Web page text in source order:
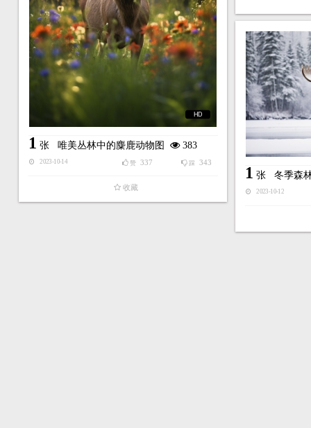
HD
1 张 唯美丛林中的麋鹿动物图 383
2023-10-14 踩 343
赞 337
收藏
1 张 冬季森
2023-10-12